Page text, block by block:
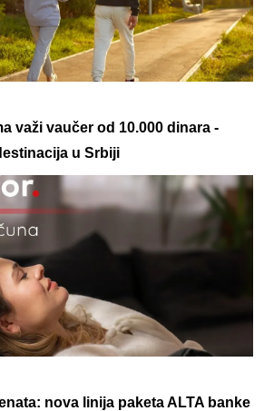
važi vaučer od 10.000 dinara -
u Srbiji
nova linija paketa ALTA banke